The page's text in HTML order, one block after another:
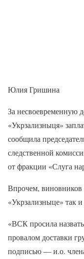
Юлия Гришина
За несвоевременную
«Укрзализныця»
сообщила
следственной
от фракции «Слуга
Впрочем, виновников
«Укрзализныце» так
«ВСК просила
провалом доставки
подписью — и.о.